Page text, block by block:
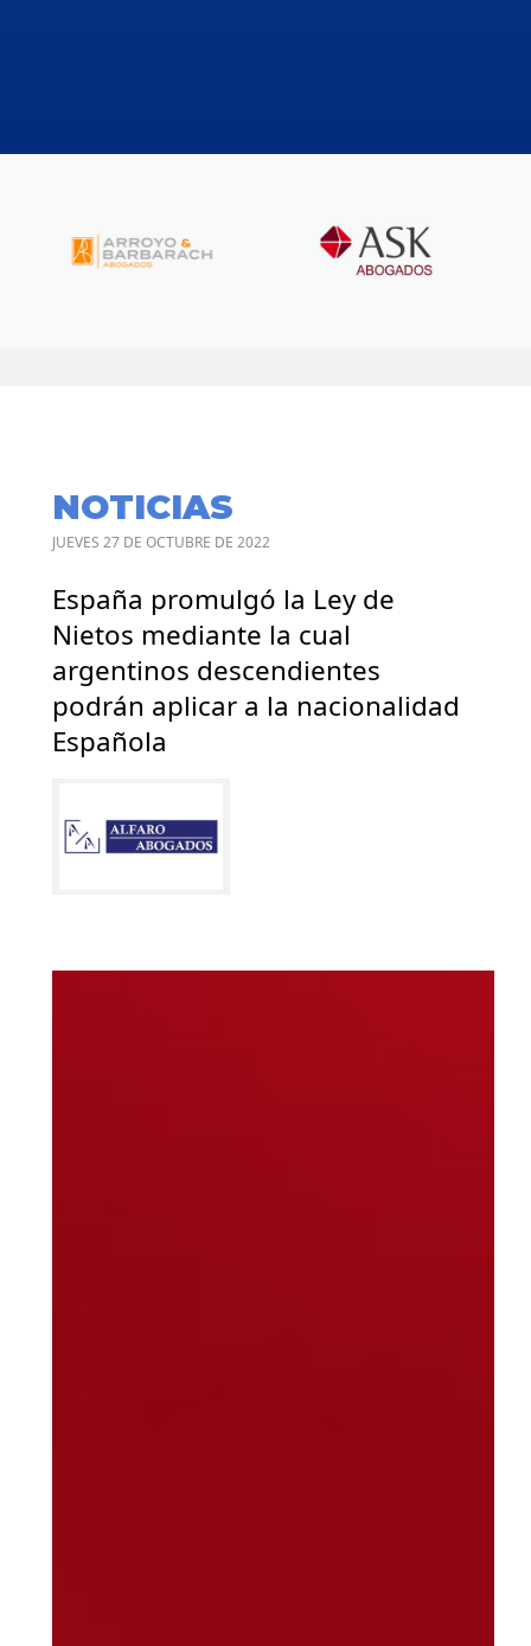
NOTICIAS
JUEVES 27 DE OCTUBRE DE 2022
España promulgó la Ley de
Nietos mediante la cual
argentinos descendientes
podrán aplicar a la nacionalidad
Española